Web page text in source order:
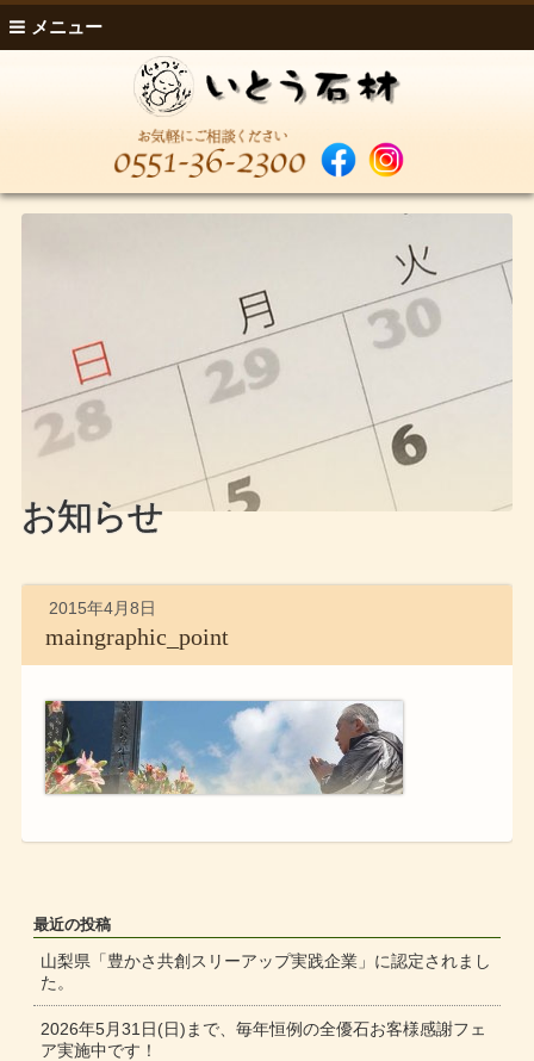
メニュー
お知らせ
2015年4月8日
maingraphic_point
最近の投稿
山梨県「豊かさ共創スリーアップ実践企業」に認定されまし
た。
2026年5月31日(日)まで、毎年恒例の全優石お客様感謝フェ
ア実施中です！